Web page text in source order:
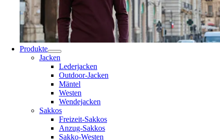
Produkte
Jacken
Lederjacken
Outdoor-Jacken
Mäntel
Westen
Wendejacken
Sakkos
Freizeit-Sakkos
Anzug-Sakkos
Sakko-Westen